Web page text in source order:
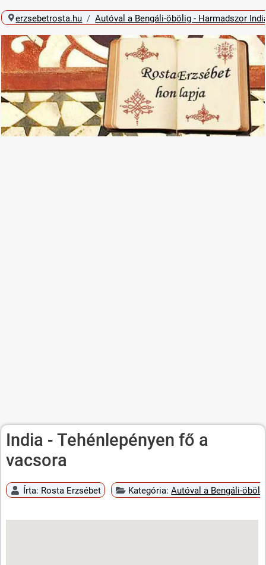
erzsebetrosta.hu Autóval a Bengáli-öbölig - Harmadszor
India - Tehénlepényen fő a
vacsora
Írta: Rosta Erzsébet Kategória:Autóval a Bengáli-